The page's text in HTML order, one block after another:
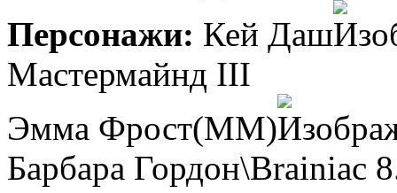
Персонажи: Кей Даш
Мастермайнд III
Эмма Фрост(MM)
Барбара Гордон\Brainiac